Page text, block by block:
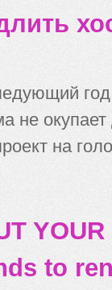
не
на
to